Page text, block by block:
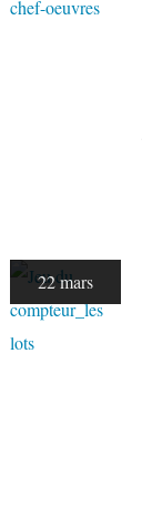
22 mars